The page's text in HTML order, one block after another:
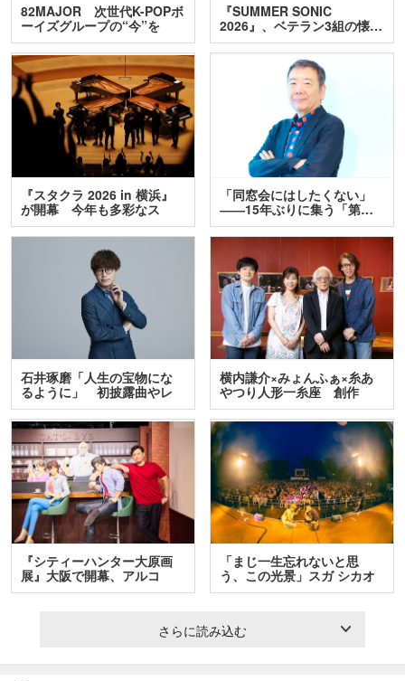
82MAJOR 次世代K-POPボ
ーイズグループの“今”を
訊…
『SUMMER SONIC
2026』、ベテラン3組の懐…
『スタクラ 2026 in 横浜』
が開幕 今年も多彩なス
テ…
「同窓会にはしたくない」
――15年ぶりに集う「第…
石井琢磨「人生の宝物にな
るように」 初披露曲やレ
ア…
横内謙介×みょんふぁ×糸あ
やつり人形一糸座 創作
人…
『シティーハンター大原画
展』大阪で開幕、アルコ
＆…
「まじ一生忘れないと思
う、この光景」スガ シカオ
と…
さらに読み込む